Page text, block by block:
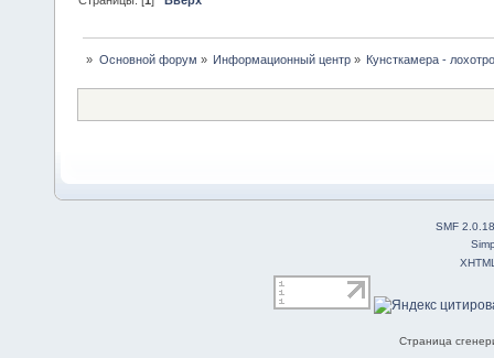
» Основной форум » Информационный центр» Кунсткамера -
SMF 2.0.18
Страница